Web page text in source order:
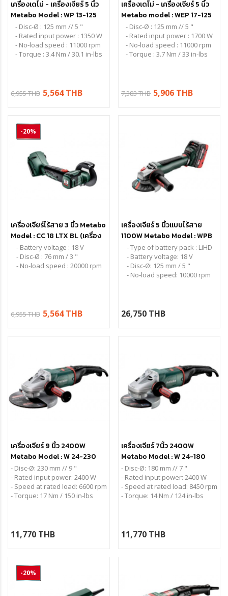
เครื่องเดโม่ - เครื่องเจียร์ 5 นิ้ว
Metabo Model : WP 13-125
Quick
- Disc-Ø : 125 mm // 5 "
- Rated input power : 1350 W
- No-load speed : 11000 rpm
- Torque : 3.4 Nm / 30.1 in-lbs
6,955 THB 5,564 THB
เครื่องเดโม่ - เครื่องเจียร์ 5 นิ้ว
Metabo model : WEP 17-125
Quick
- Disc-Ø : 125 mm // 5 "
- Rated input power : 1700 W
- No-load speed : 11000 rpm
- Torque : 3.7 Nm / 33 in-lbs
7,383 THB 5,906 THB
-20%
เครื่องเจียร์ไร้สาย 3 นิ้ว Metabo
Model : CC 18 LTX BL (เครื่อง
เปล่าพร้อมกล่อง)
- Battery voltage : 18 V
- Disc-Ø : 76 mm / 3 "
- No-load speed : 20000 rpm
6,955 THB 5,564 THB
เครื่องเจียร์ 5 นิ้วแบบไร้สาย
1100W Metabo Model : WPB
18 LT BL 11-125 Quick
- Type of battery pack : LiHD
- Battery voltage: 18 V
- Disc-Ø: 125 mm / 5 "
- No-load speed: 10000 rpm
26,750 THB
เครื่องเจียร์ 9 นิ้ว 2400W
Metabo Model : W 24-230
MVT
- Disc-Ø: 230 mm // 9 "
- Rated input power: 2400 W
- Speed at rated load: 6600 rpm
- Torque: 17 Nm / 150 in-lbs
11,770 THB
เครื่องเจียร์ 7นิ้ว 2400W
Metabo Model : W 24-180
MVT
- Disc-Ø: 180 mm // 7 "
- Rated input power: 2400 W
- Speed at rated load: 8450 rpm
- Torque: 14 Nm / 124 in-lbs
11,770 THB
-20%